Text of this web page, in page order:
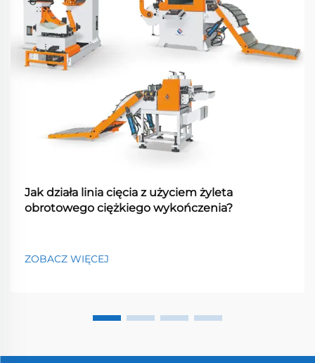
Jak działa linia cięcia z użyciem żyleta
obrotowego ciężkiego wykończenia?
ZOBACZ WIĘCEJ